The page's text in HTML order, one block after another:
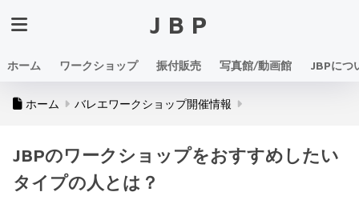
JBP
ホーム ワークショップ 振付販売 写真館/動画館 JBPにつ
ホーム バレエワークショップ開催情報
JBPのワークショップをおすすめしたい
タイプの人とは？